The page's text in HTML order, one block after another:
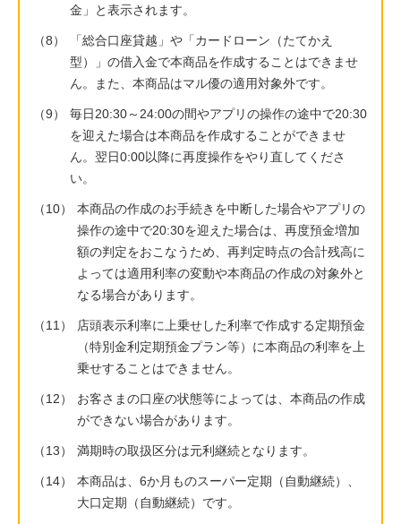
金」と表示されます。
（8）
「総合口座貸越」や「カードローン（たてかえ
型）」の借入金で本商品を作成することはできませ
ん。また、本商品はマル優の適用対象外です。
（9）
毎日20:30～24:00の間やアプリの操作の途中で20:30
を迎えた場合は本商品を作成することができませ
ん。翌日0:00以降に再度操作をやり直してくださ
い。
（10）
本商品の作成のお手続きを中断した場合やアプリの
操作の途中で20:30を迎えた場合は、再度預金増加
額の判定をおこなうため、再判定時点の合計残高に
よっては適用利率の変動や本商品の作成の対象外と
なる場合があります。
（11）
店頭表示利率に上乗せした利率で作成する定期預金
（特別金利定期預金プラン等）に本商品の利率を上
乗せすることはできません。
（12）
お客さまの口座の状態等によっては、本商品の作成
ができない場合があります。
（13） 満期時の取扱区分は元利継続となります。
（14）
本商品は、6か月ものスーパー定期（自動継続）、
大口定期（自動継続）です。